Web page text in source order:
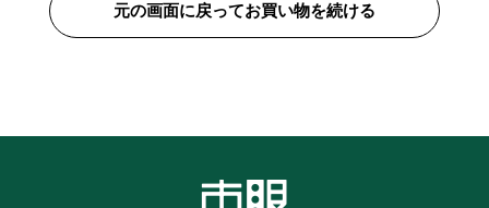
元の画面に戻ってお買い物を続ける